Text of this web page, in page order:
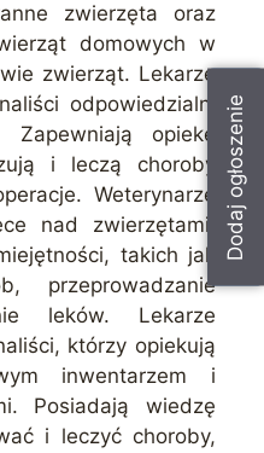
Dodaj ogłoszenie
zwierzęta oraz
domowych w
zwierząt. Lekarze
odpowiedzialni
opiekę
i leczą choroby
Weterynarze
nad zwierzętami.
takich jak
przeprowadzanie
leków. Lekarze
którzy opiekują
inwentarzem i
Posiadają wiedzę
i leczyć choroby,